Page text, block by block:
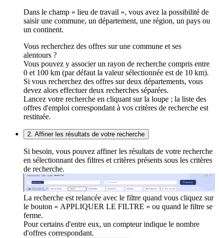
Dans le champ « lieu de travail », vous avez la possibilité de
saisir une commune, un département, une région, un pays ou
un continent.
Vous recherchez des offres sur une commune et ses
alentours ?
Vous pouvez y associer un rayon de recherche compris entre
0 et 100 km (par défaut la valeur sélectionnée est de 10 km).
Si vous recherchez des offres sur deux départements, vous
devez alors effectuer deux recherches séparées.
Lancez votre recherche en cliquant sur la loupe ; la liste des
offres d'emploi correspondant à vos critères de recherche est
restituée.
2. Affiner les résultats de votre recherche
Si besoin, vous pouvez affiner les résultats de votre recherche
en sélectionnant des filtres et critères présents sous les critères
de recherche.
La recherche est relancée avec le filtre quand vous cliquez sur
le bouton « APPLIQUER LE FILTRE » ou quand le filtre se
ferme.
Pour certains d'entre eux, un compteur indique le nombre
d'offres correspondant.